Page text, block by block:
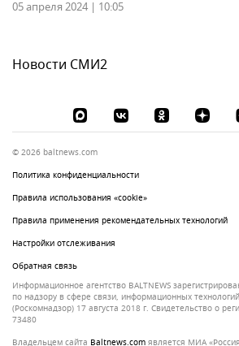
05 апреля 2024 | 10:05
Новости СМИ2
© 2026 baltnews.com
Политика конфиденциальности
Правила использования «cookie»
Правила применения рекомендательных технологий
Настройки отслеживания
Обратная связь
Информационное агентство BALTNEWS
по надзору в сфере связи, информационных
(Роскомнадзор) 17 августа 2018 г. Свидетельство о
73480
Владельцем сайта
baltnews.com является МИА